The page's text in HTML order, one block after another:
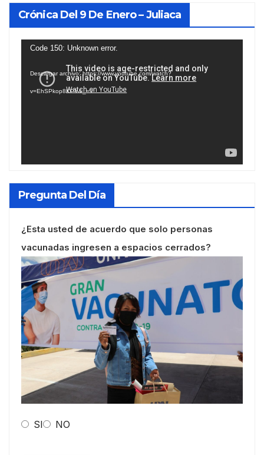
Crónica Del 9 De Enero – Juliaca
Reproductor
vídeo
Code 150: Unknown error.
Descargar archivo: https://www.youtube.com/watch?
v=EhSPkop8KPY&_=1
Pregunta Del Día
¿Esta usted de acuerdo que solo personas
vacunadas ingresen a espacios cerrados?
SI NO